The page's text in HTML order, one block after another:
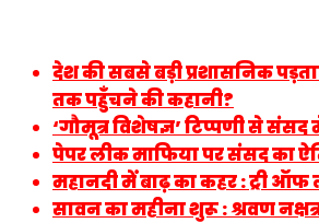
देश की सबसे बड़ी प्रशासनिक
तक पहुँचने की कहानी?
‘गौमूत्र विशेषज्ञ’ टिप्पणी से
पेपर लीक माफिया पर संसद का
महानदी में बाढ़ का कहर : ट्री ऑफ
सावन का महीना शुरू : श्रवण